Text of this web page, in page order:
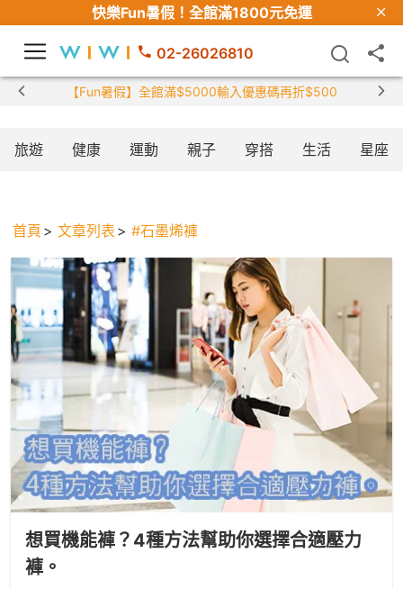
快樂Fun暑假！ 全館滿1800元免運
02-26026810
【Fun暑假】全館滿$5000輸入優惠碼再折$500
旅遊 健康 運動 親子 穿搭 生活 星座
首頁 文章列表 #石墨烯褲
想買機能褲？4種方法幫助你選擇合適壓力
褲。